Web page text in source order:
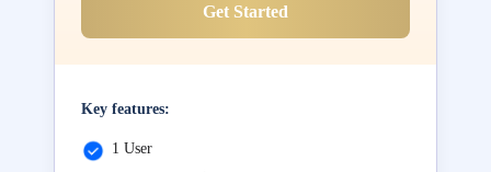
Get Started
Key features:
1 User